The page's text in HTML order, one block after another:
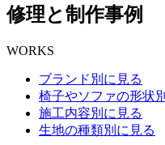
修理と制作事例
WORKS
ブランド別に見る
椅子やソファの形状
施工内容別に見る
生地の種類別に見る